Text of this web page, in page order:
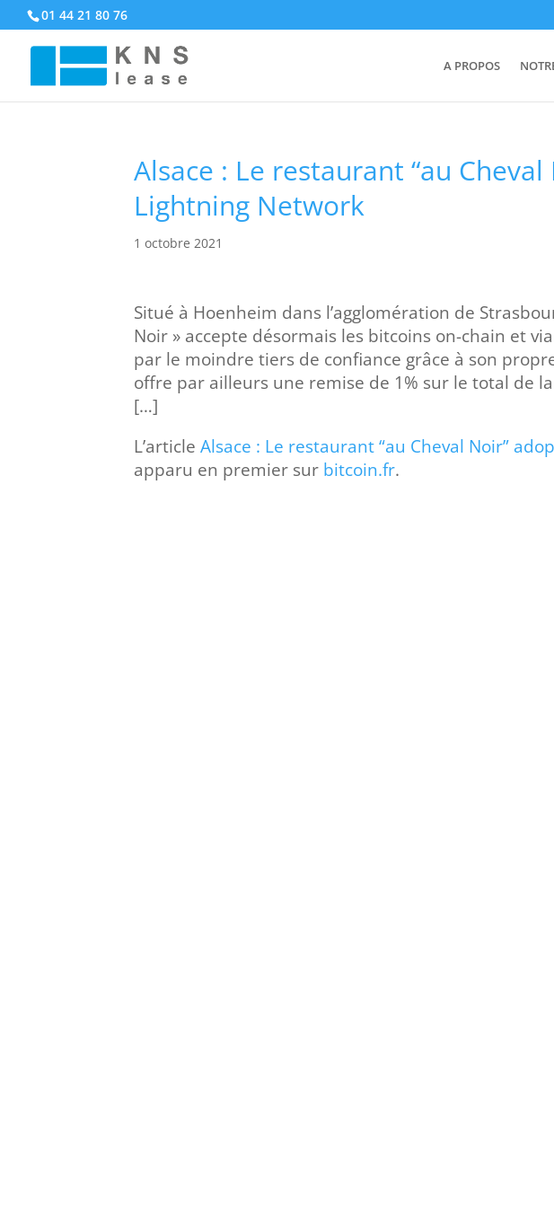
01 44 21 80 76
A PROPOS
Alsace : Le restaurant “au
Lightning Network
1 octobre 2021
Situé à Hoenheim dans l’agglomération de
Noir » accepte désormais les bitcoins on-chain et
par le moindre tiers de confiance grâce à son
offre par ailleurs une remise de 1% sur le total de
[…]
L’articleAlsace : Le restaurant “au Cheval Noir”
apparu en premier sur bitcoin.fr.